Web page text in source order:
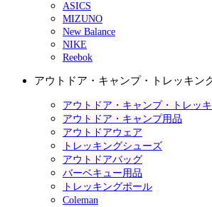
ASICS
MIZUNO
New Balance
NIKE
Reebok
アウトドア・キャンプ・トレッキン
アウトドア・キャンプ・トレッ
アウトドア・キャンプ用品
アウトドアウェア
トレッキングシューズ
アウトドアバッグ
バーベキュー用品
トレッキングポール
Coleman